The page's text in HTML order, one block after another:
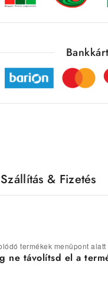
Szállítás & Fizetés
termékek menüpont
ne távolítsd el a